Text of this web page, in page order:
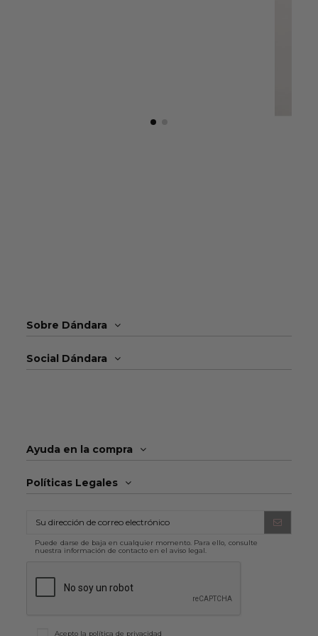
Sobre Dándara
Social Dándara
Ayuda en la compra
Políticas Legales
Puede darse de baja en cualquier momento. Para ello, consulte
nuestra información de contacto en el aviso legal.
Acepto la política de privacidad